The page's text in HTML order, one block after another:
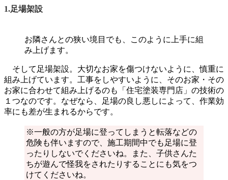
1.足場架設
お隣さんとの狭い境目でも、このように上手に組
み上げます。
そして足場架設。大切なお家を傷つけないように、慎重に
組み上げています。工事をしやすいように、そのお家・その
お家に合わせて組み上げるのも「住宅塗装専門店」の技術の
１つなのです。なぜなら、足場の良し悪しによって、作業効
率にも差が生まれるからです。
※一般の方が足場に登ってしまうと転落などの
危険も伴いますので、施工期間中でも足場に登
ったりしないでくださいね。また、子供さんた
ちが遊んで怪我をされたりすることにも気をつ
けてくださいね。